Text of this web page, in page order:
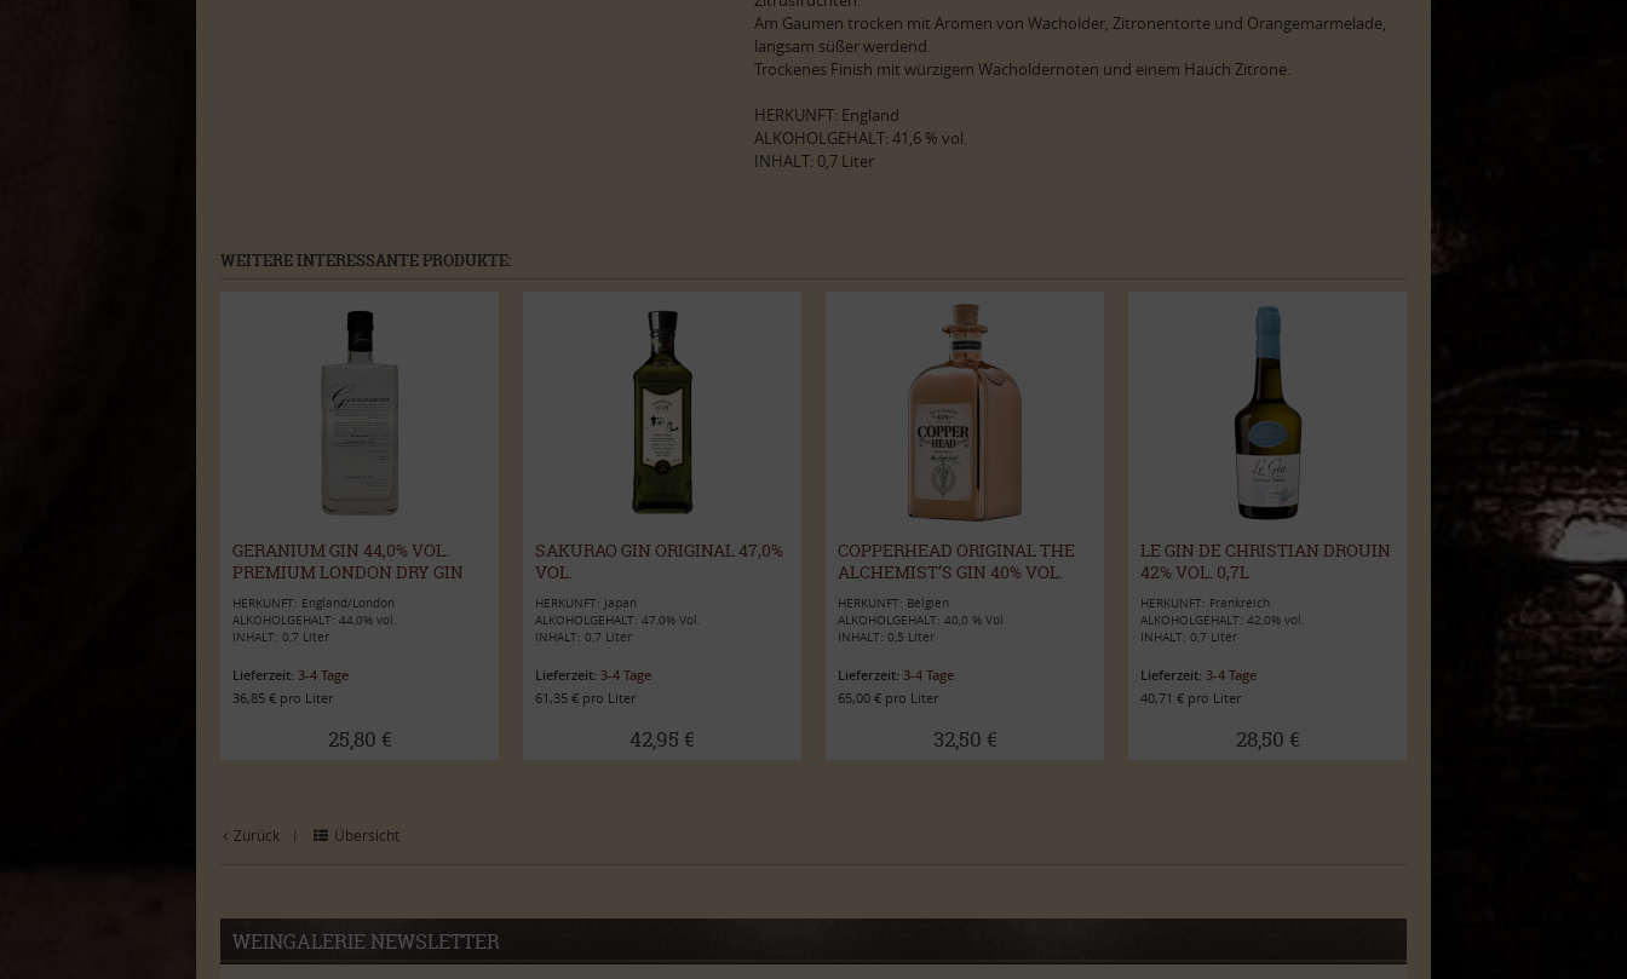
Am Gaumen trocken mit Aromen von Wacholder, Zitronentorte und Orangemarmelade,
langsam süßer werdend.
Trockenes Finish mit würzigem Wacholdernoten und einem Hauch Zitrone.
HERKUNFT: England
ALKOHOLGEHALT: 41,6 % vol.
INHALT: 0,7 Liter
WEITERE INTERESSANTE PRODUKTE:
GERANIUM GIN 44,0% VOL.
PREMIUM LONDON DRY GIN
0,7L
HERKUNFT: England/London
ALKOHOLGEHALT: 44,0% vol.
INHALT: 0,7 Liter
Lieferzeit: 3-4 Tage
36,85 € pro Liter
25,80 €
SAKURAO GIN ORIGINAL 47,0%
VOL.
HERKUNFT: Japan
ALKOHOLGEHALT: 47,0% Vol.
INHALT: 0,7 Liter
Lieferzeit: 3-4 Tage
61,35 € pro Liter
42,95 €
COPPERHEAD ORIGINAL THE
ALCHEMIST’S GIN 40% VOL.
0,5L
HERKUNFT: Belgien
ALKOHOLGEHALT: 40,0 % Vol
INHALT: 0,5 Liter
Lieferzeit: 3-4 Tage
65,00 € pro Liter
32,50 €
LE GIN DE CHRISTIAN DROUIN
42% VOL. 0,7L
HERKUNFT: Frankreich
ALKOHOLGEHALT: 42,0% vol.
INHALT: 0,7 Liter
Lieferzeit: 3-4 Tage
40,71 € pro Liter
28,50 €
Zurück | Übersicht
WEINGALERIE NEWSLETTER